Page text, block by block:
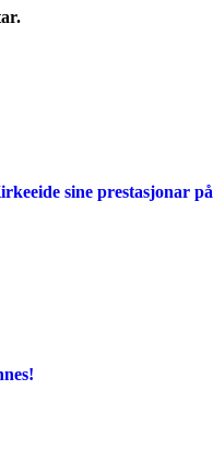
sine prestasjonar på